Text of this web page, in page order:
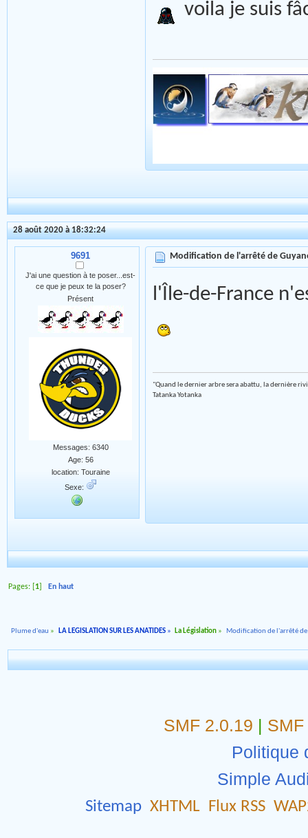
voila je suis
28 août 2020 à 18:32:24
9691
J'ai une question à te poser...est-
ce que je peux te la poser?
Présent
Messages: 6340
Age: 56
location: Touraine
Sexe:
Modification de l'arrêté de
l'Île-de-France
"Quand le dernier arbre sera abattu, la dernière
Tatanka Yotanka
Pages: [ 1 En haut
Plume d'eau » LA LEGISLATION SUR LES ANATIDES» La Législation » Modification de l'arrêté de
SMF 2.0.19 |
Politique
Simple
Sitemap XHTML Flux RSS